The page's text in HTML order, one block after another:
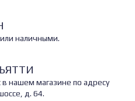
наличными.
нашем магазине по адресу
д. 64.